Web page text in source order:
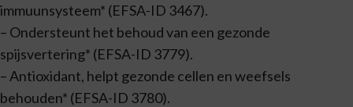
immuunsysteem* (EFSA-ID 3467).
– Ondersteunt het behoud van een gezonde
spijsvertering* (EFSA-ID 3779).
– Antioxidant, helpt gezonde cellen en weefsels
behouden* (EFSA-ID 3780).